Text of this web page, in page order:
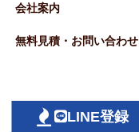
会社案内
無料見積・お問い合わせ
LINE登録